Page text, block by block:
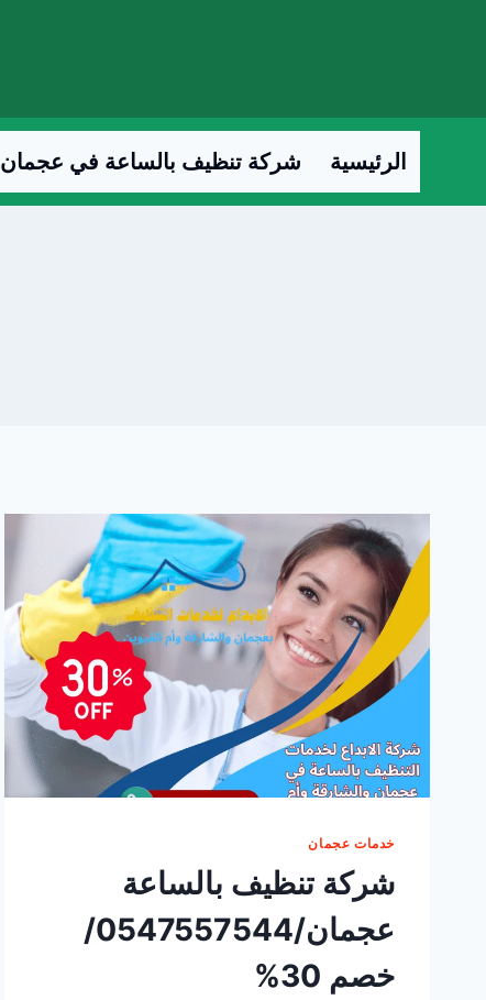
الرئيسية شركة تنظيف بالساعة في عجمان
خدمات عجمان
شركة تنظيف بالساعة
عجمان/0547557544/
خصم 30%